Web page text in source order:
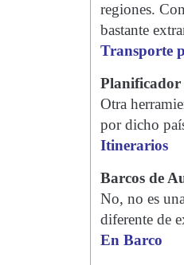
regiones.
bastante
Transporte
Planificador
Otra
por dicho
Itinerarios
Barcos de
No, no es
diferente de
En Barco